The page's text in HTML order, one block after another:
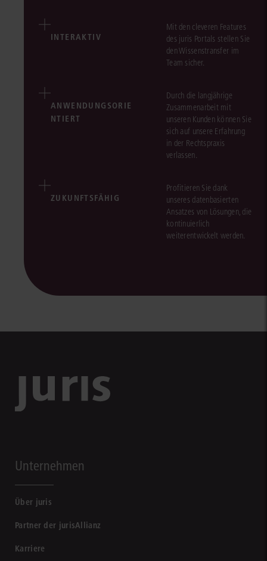
INTERAKTIV
Mit den cleveren Features
des juris Portals stellen Sie
den Wissenstransfer im
Team sicher.
ANWENDUNGSORIE
NTIERT
Durch die langjährige
Zusammenarbeit mit
unseren Kunden können Sie
sich auf unsere Erfahrung
in der Rechtspraxis
verlassen.
ZUKUNFTSFÄHIG
Profitieren Sie dank
unseres datenbasierten
Ansatzes von Lösungen, die
kontinuierlich
weiterentwickelt werden.
Unternehmen
Über juris
Partner der jurisAllianz
Karriere